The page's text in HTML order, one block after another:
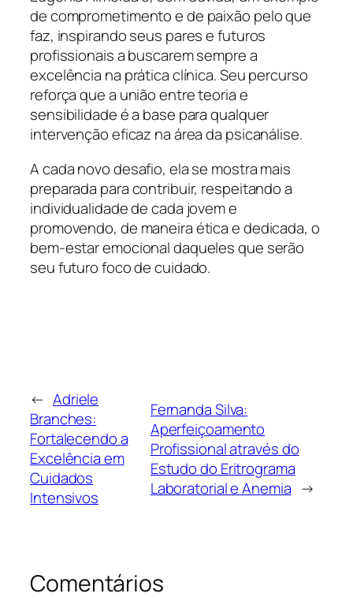
de comprometimento e de paixão pelo que
faz, inspirando seus pares e futuros
profissionais a buscarem sempre a
excelência na prática clínica. Seu percurso
reforça que a união entre teoria e
sensibilidade é a base para qualquer
intervenção eficaz na área da psicanálise.
A cada novo desafio, ela se mostra mais
preparada para contribuir, respeitando a
individualidade de cada jovem e
promovendo, de maneira ética e dedicada, o
bem-estar emocional daqueles que serão
seu futuro foco de cuidado.
← Adriele
Branches:
Fortalecendo a
Excelência em
Cuidados
Intensivos
Fernanda Silva:
Aperfeiçoamento
Profissional através do
Estudo do Eritrograma
Laboratorial e Anemia →
Comentários